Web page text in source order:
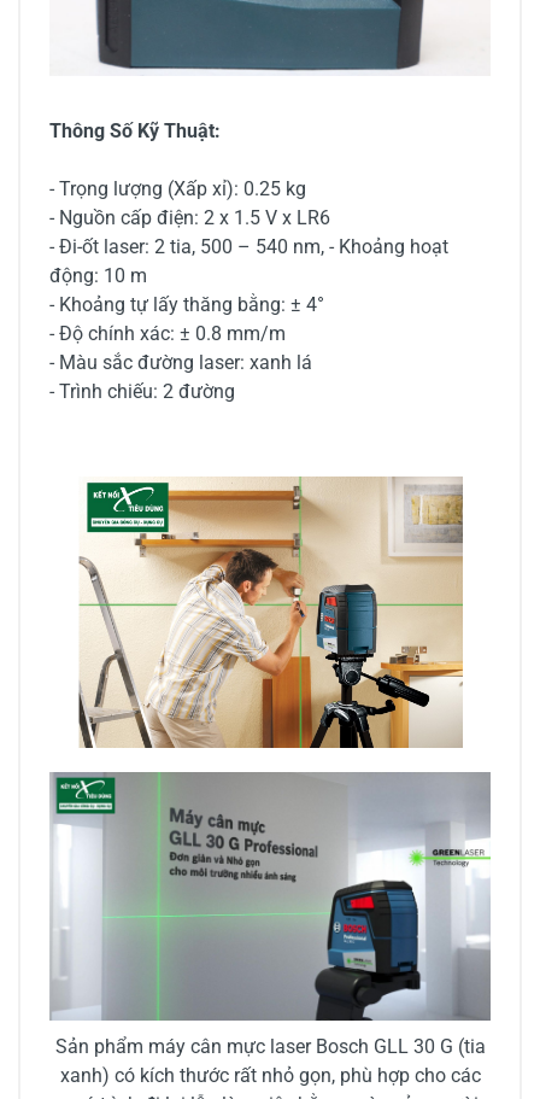
Thông Số Kỹ Thuật:
- Trọng lượng (Xấp xỉ): 0.25 kg
- Nguồn cấp điện: 2 x 1.5 V x LR6
- Đi-ốt laser: 2 tia, 500 – 540 nm, - Khoảng hoạt
động: 10 m
- Khoảng tự lấy thăng bằng: ± 4°
- Độ chính xác: ± 0.8 mm/m
- Màu sắc đường laser: xanh lá
- Trình chiếu: 2 đường
Sản phẩm máy cân mực laser Bosch GLL 30 G (tia
xanh) có kích thước rất nhỏ gọn, phù hợp cho các